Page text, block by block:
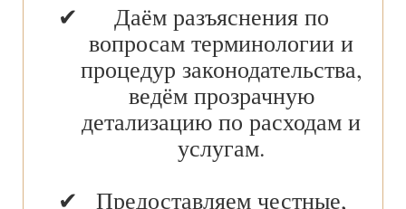
Даём разъяснения по
вопросам терминологии и
процедур законодательства,
ведём прозрачную
детализацию по расходам и
услугам.
Предоставляем честные,